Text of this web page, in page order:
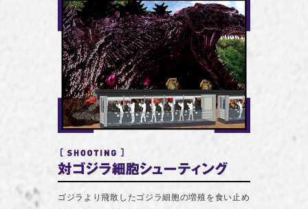
ゴジラより飛散したゴジラ細胞の増殖を食い止め